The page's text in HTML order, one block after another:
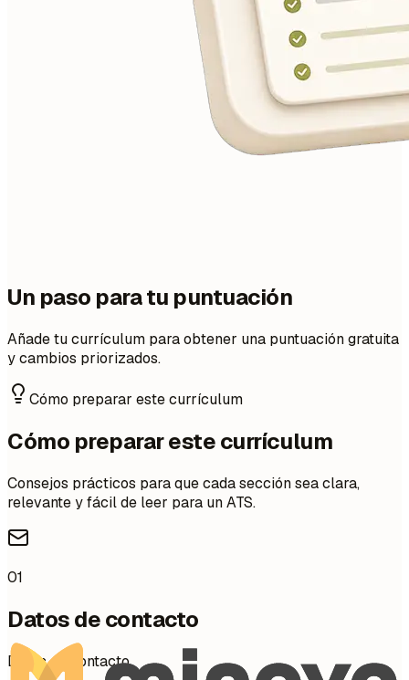
Un paso para tu puntuación
Añade tu currículum para obtener una puntuación gratuita
y cambios priorizados.
Cómo preparar este currículum
Cómo preparar este currículum
Consejos prácticos para que cada sección sea clara,
relevante y fácil de leer para un ATS.
01
Datos de contacto
Datos de contacto